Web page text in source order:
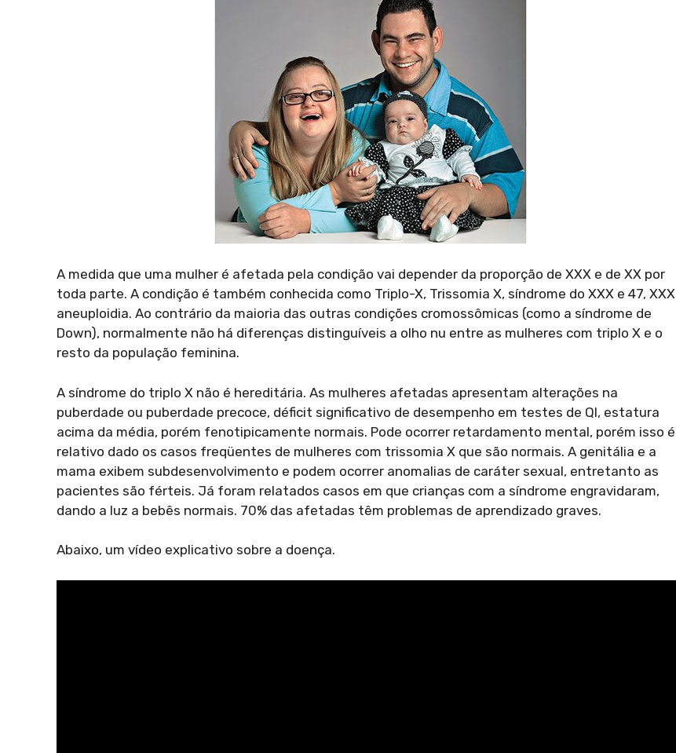
A medida que uma mulher é afetada pela condição vai depender da proporção de XXX e de XX por
toda parte. A condição é também conhecida como Triplo-X, Trissomia X, síndrome do XXX e 47, XXX
aneuploidia. Ao contrário da maioria das outras condições cromossômicas (como a síndrome de
Down), normalmente não há diferenças distinguíveis a olho nu entre as mulheres com triplo X e o
resto da população feminina.
A síndrome do triplo X não é hereditária. As mulheres afetadas apresentam alterações na
puberdade ou puberdade precoce, déficit significativo de desempenho em testes de QI, estatura
acima da média, porém fenotipicamente normais. Pode ocorrer retardamento mental, porém isso é
relativo dado os casos freqüentes de mulheres com trissomia X que são normais. A genitália e a
mama exibem subdesenvolvimento e podem ocorrer anomalias de caráter sexual, entretanto as
pacientes são férteis. Já foram relatados casos em que crianças com a síndrome engravidaram,
dando a luz a bebês normais. 70% das afetadas têm problemas de aprendizado graves.
Abaixo, um vídeo explicativo sobre a doença.